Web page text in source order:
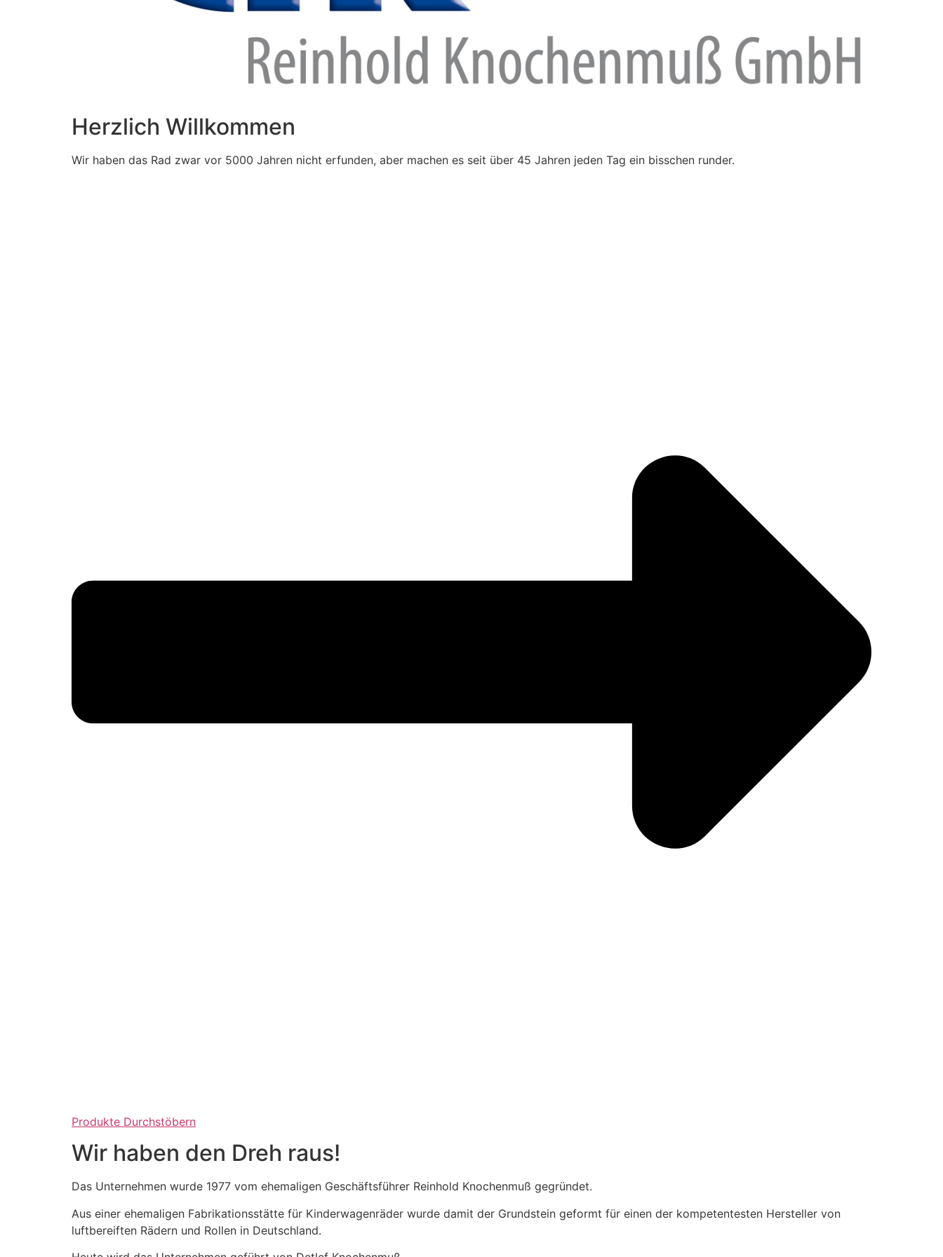
Herzlich Willkommen
Wir haben das Rad zwar vor 5000 Jahren nicht erfunden, aber machen es seit über 45 Jahren jeden Tag ein bisschen runder.
Produkte Durchstöbern
Wir haben den Dreh raus!
Das Unternehmen wurde 1977 vom ehemaligen Geschäftsführer Reinhold Knochenmuß gegründet.
Aus einer ehemaligen Fabrikationsstätte für Kinderwagenräder wurde damit der Grundstein geformt für einen der kompetentesten Hersteller von
luftbereiften Rädern und Rollen in Deutschland.